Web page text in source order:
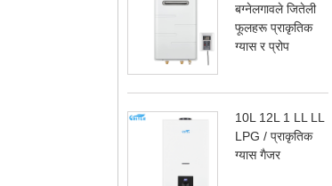
बग्नेलगावले जितेली
फूलहरू प्राकृतिक
ग्यास र प्रोप
10L 12L 1 LL LL
LPG / प्राकृतिक
ग्यास गैजर